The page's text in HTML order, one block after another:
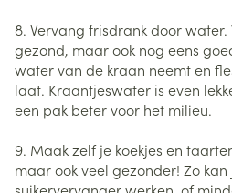
8. Vervang frisdrank door
gezond, maar ook nog eens
water van de kraan neemt en
laat. Kraantjeswater is even
een pak beter voor het milieu.
9. Maak zelf je koekjes en
maar ook veel gezonder! Zo